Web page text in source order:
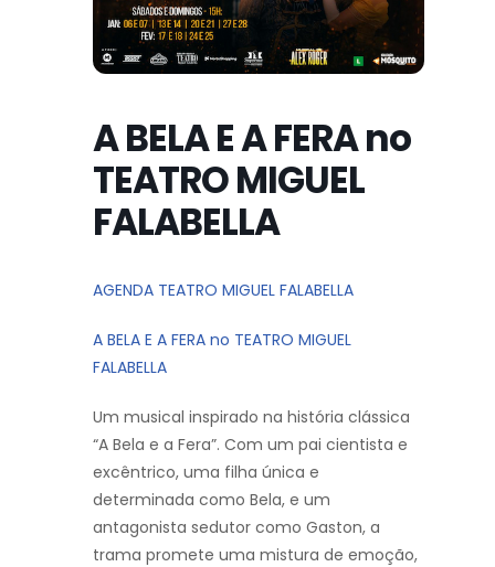
A BELA E A FERA no
TEATRO MIGUEL
FALABELLA
AGENDA TEATRO MIGUEL FALABELLA
A BELA E A FERA no TEATRO MIGUEL
FALABELLA
Um musical inspirado na história clássica
“A Bela e a Fera”. Com um pai cientista e
excêntrico, uma filha única e
determinada como Bela, e um
antagonista sedutor como Gaston, a
trama promete uma mistura de emoção,